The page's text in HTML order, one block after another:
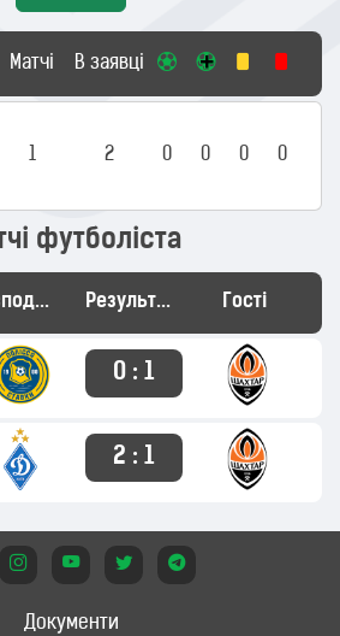
Матчі В заявці
1 2 0 0 0 0
футболіста
Господарі Результат Гості
0 : 1
2 : 1
Документи